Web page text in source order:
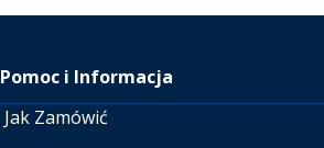
Pomoc i Informacja
Jak Zamówić